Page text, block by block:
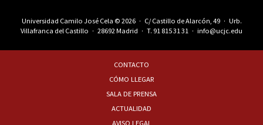
Universidad Camilo José Cela © 2026 · C/ Castillo de Alarcón, 49 · Urb.
Villafranca del Castillo · 28692 Madrid · T. 91 815 31 31 · info@ucjc.edu
CONTACTO
CÓMO LLEGAR
SALA DE PRENSA
ACTUALIDAD
AVISO LEGAL